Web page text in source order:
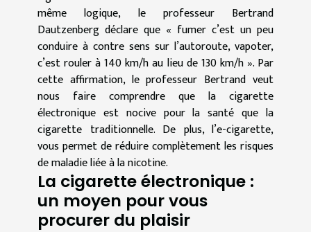
même logique, le professeur Bertrand
Dautzenberg déclare que « fumer c’est un peu
conduire à contre sens sur l’autoroute, vapoter,
c’est rouler à 140 km/h au lieu de 130 km/h ». Par
cette affirmation, le professeur Bertrand veut
nous faire comprendre que la cigarette
électronique est nocive pour la santé que la
cigarette traditionnelle. De plus, l’e-cigarette,
vous permet de réduire complètement les risques
de maladie liée à la nicotine.
La cigarette électronique :
un moyen pour vous
procurer du plaisir